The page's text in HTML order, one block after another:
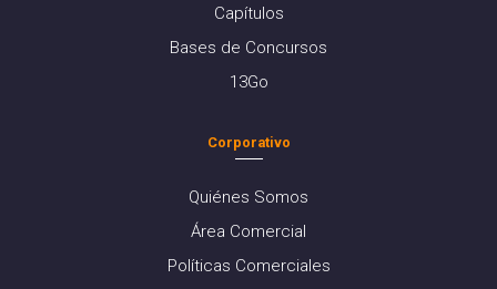
Capítulos
Bases de Concursos
13Go
Corporativo
Quiénes Somos
Área Comercial
Políticas Comerciales